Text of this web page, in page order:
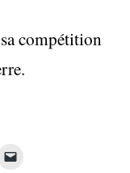
compétition